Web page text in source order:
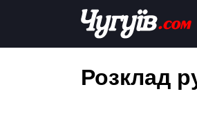
Chuguiv
Розклад